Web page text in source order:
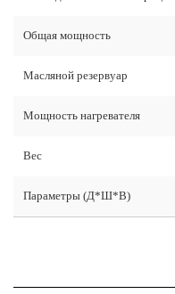
Общая мощность
Масляной резервуар
Мощность нагревателя
Вес
Параметры (Д*Ш*В)